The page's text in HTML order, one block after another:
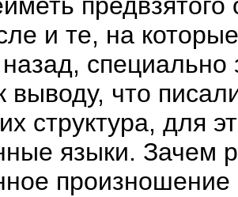
и те, на
выводу, что
структура, для
языки. Зачем
произношение